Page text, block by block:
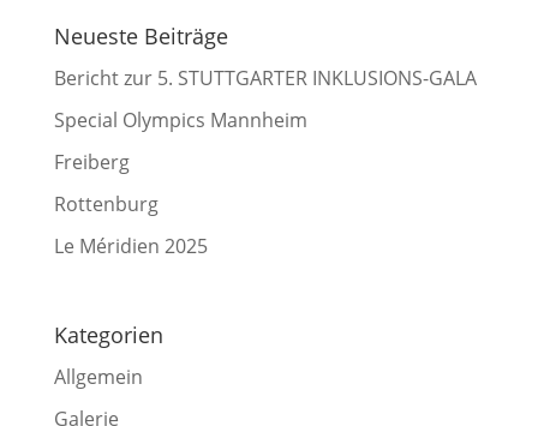
Neueste Beiträge
Bericht zur 5. STUTTGARTER INKLUSIONS-GALA
Special Olympics Mannheim
Freiberg
Rottenburg
Le Méridien 2025
Kategorien
Allgemein
Galerie